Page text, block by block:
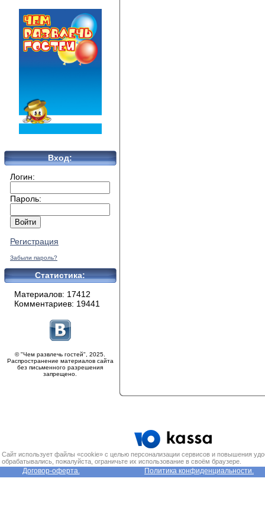
Вход:
Логин:
Пароль:
Регистрация
Забыли пароль?
Статистика:
Материалов: 17412
Комментариев: 19441
© "Чем развлечь гостей", 2025.
Распространение материалов сайта
без письменного разрешения
запрещено.
Сайт использует файлы «cookie» с целью персонализации сервисов и повышения
обрабатывались, пожалуйста, ограничьте их использование в своём браузере.
Договор-оферта. Политика конфиденциальности.